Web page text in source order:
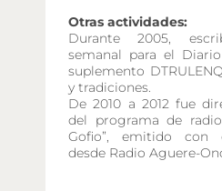
Otras actividades:
Durante 2005,
semanal para el
suplemento
y tradiciones.
De 2010 a 2012 fue
del programa de
Gofio”, emitido con
desde Radio Aguere-